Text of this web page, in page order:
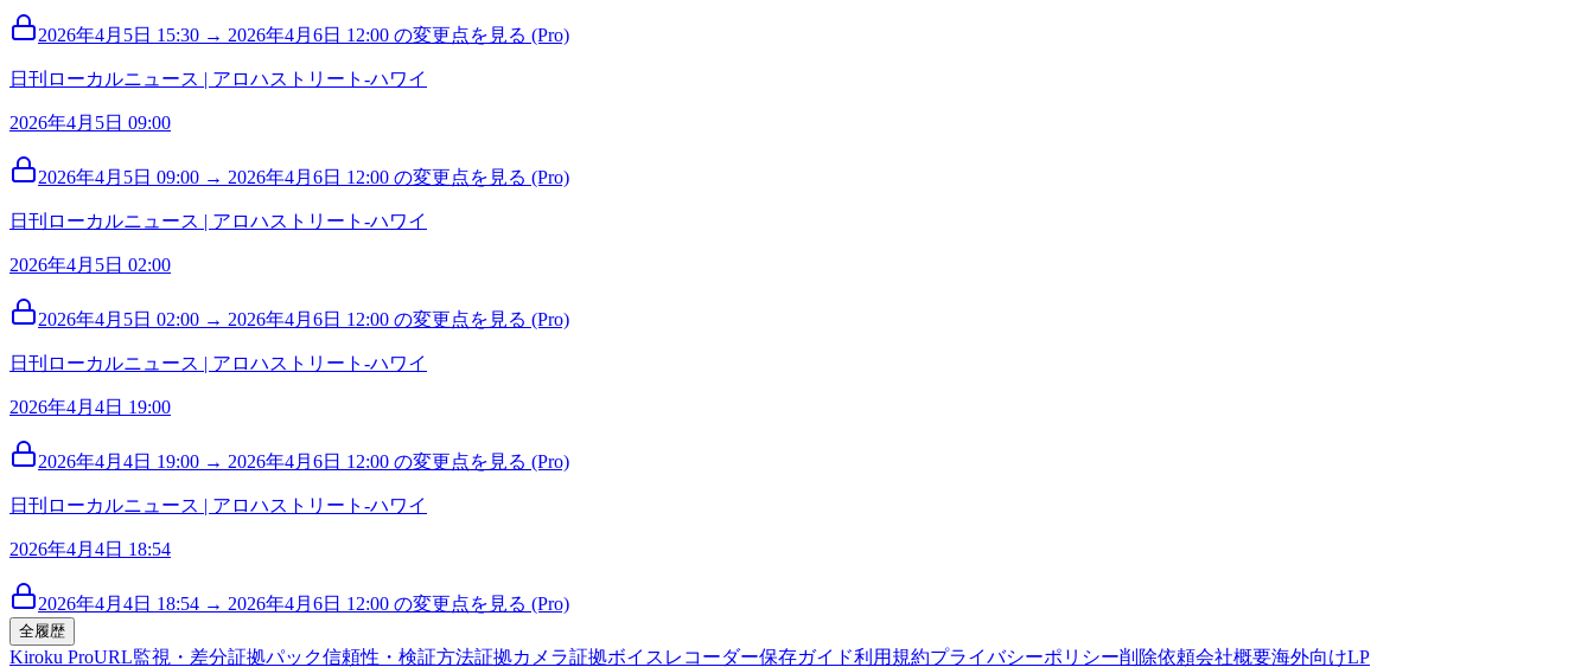
2026年4月5日 15:30 → 2026年4月6日 12:00 の変更点を見る (Pro)
日刊ローカルニュース | アロハストリート-ハワイ
2026年4月5日 09:00
2026年4月5日 09:00 → 2026年4月6日 12:00 の変更点を見る (Pro)
日刊ローカルニュース | アロハストリート-ハワイ
2026年4月5日 02:00
2026年4月5日 02:00 → 2026年4月6日 12:00 の変更点を見る (Pro)
日刊ローカルニュース | アロハストリート-ハワイ
2026年4月4日 19:00
2026年4月4日 19:00 → 2026年4月6日 12:00 の変更点を見る (Pro)
日刊ローカルニュース | アロハストリート-ハワイ
2026年4月4日 18:54
2026年4月4日 18:54 → 2026年4月6日 12:00 の変更点を見る (Pro)
全履歴
Kiroku ProURL監視・差分証拠パック信頼性・検証方法証拠カメラ証拠ボイスレコーダー保存ガイド利用規約プライバシーポリシー削除依頼会社概要海外向けLP